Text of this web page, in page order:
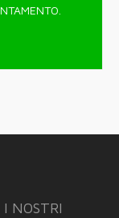
I NOSTRI